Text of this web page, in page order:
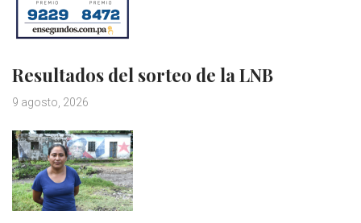
Resultados del sorteo de la LNB
9 agosto, 2026